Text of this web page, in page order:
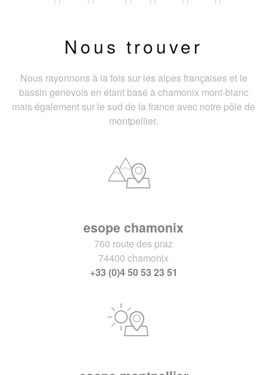
Nous trouver
Nous rayonnons à la fois sur les alpes françaises et le
bassin genevois en étant basé à chamonix mont-blanc
mais également sur le sud de la france avec notre pôle de
montpellier.
esope chamonix
760 route des praz
74400 chamonix
+33 (0)4 50 53 23 51